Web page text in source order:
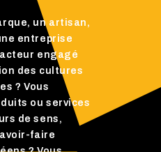
un artisan,
entreprise
engagé
des cultures
? Vous
ou services
de sens,
faire